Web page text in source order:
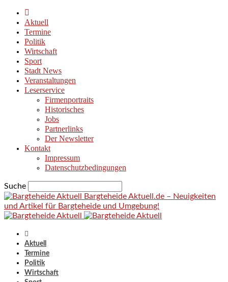
Aktuell
Termine
Politik
Wirtschaft
Sport
Stadt News
Veranstaltungen
Leserservice
Firmenportraits
Historisches
Jobs
Partnerlinks
Der Newsletter
Kontakt
Impressum
Datenschutzbedingungen
Suche
Bargteheide Aktuell.de – Neuigkeiten
und Artikel für Bargteheide und Umgebung!
Aktuell
Termine
Politik
Wirtschaft